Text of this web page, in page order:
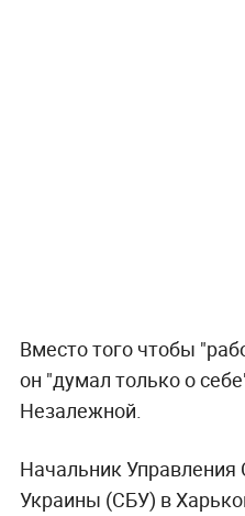
Вместо того чтобы
он "думал только о
Незалежной.
Начальник
Украины (СБУ) в